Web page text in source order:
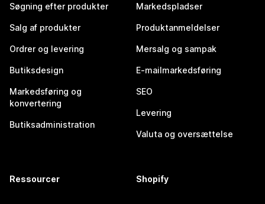
Søgning efter produkter
Salg af produkter
Ordrer og levering
Butiksdesign
Markedsføring og
konvertering
Butiksadministration
Markedspladser
Produktanmeldelser
Mersalg og sampak
E-mailmarkedsføring
SEO
Levering
Valuta og oversættelse
Ressourcer Shopify